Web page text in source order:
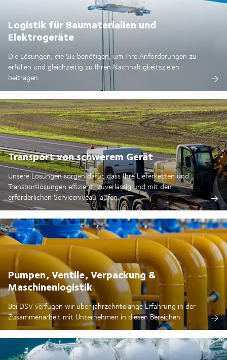
Logistik für Baumaterialien und
Elektrogeräte
Die Lösungen, die Sie benötigen, um Ihre Anforderungen zu
erfüllen und gleichzeitig zu Ihren Nachhaltigkeitszielen
beitragen.
Transport von schwerem Gerät
Unsere Lösungen sorgen dafür, dass Ihre Lieferketten und
Transportlösungen effizient, zuverlässig und mit dem
erforderlichen Serviceniveau laufen.
Pumpen, Ventile, Verpackung &
Maschinenlogistik
Bei DSV verfügen wir über jahrzehntelange Erfahrung in der
Zusammenarbeit mit Unternehmen in diesen Bereichen.